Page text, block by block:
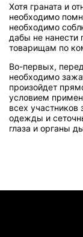
Хотя граната и
необходимо
необходимо
дабы не нанести
товарищам по
Во-первых,
необходимо
произойдет
условием
всех участников
одежды и
глаза и органы